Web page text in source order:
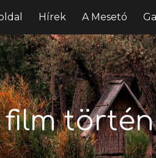
Skip to
Hírek A Mesetó
film